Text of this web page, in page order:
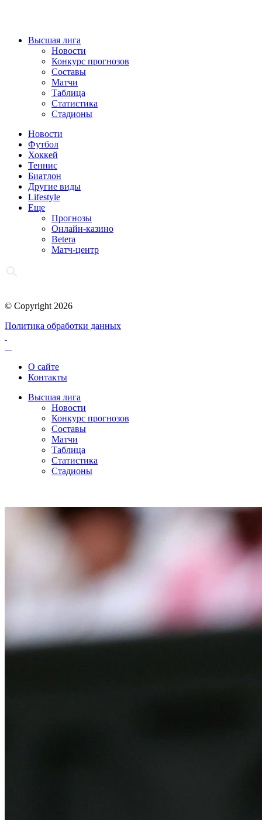
Высшая лига
Новости
Конкурс прогнозов
Составы
Матчи
Таблица
Статистика
Стадионы
Новости
Футбол
Хоккей
Теннис
Биатлон
Другие виды
Lifestyle
Еще
Прогнозы
Онлайн-казино
Betera
Матч-центр
© Copyright 2026
Политика обработки данных
О сайте
Контакты
Высшая лига
Новости
Конкурс прогнозов
Составы
Матчи
Таблица
Статистика
Стадионы